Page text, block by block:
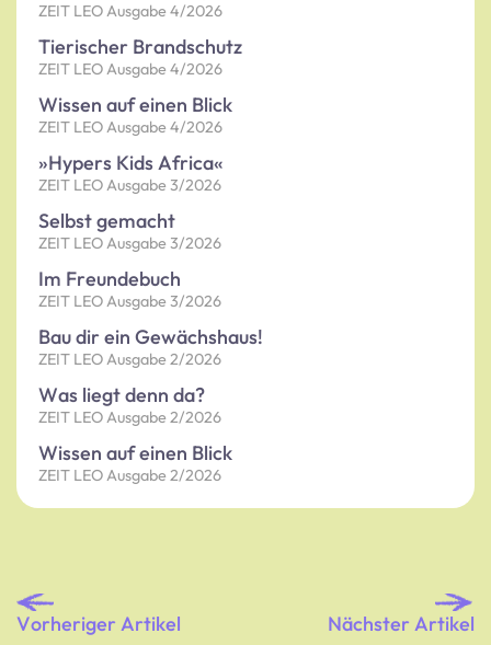
ZEIT LEO Ausgabe 4/2026
Tierischer Brandschutz
ZEIT LEO Ausgabe 4/2026
Wissen auf einen Blick
ZEIT LEO Ausgabe 4/2026
»Hypers Kids Africa«
ZEIT LEO Ausgabe 3/2026
Selbst gemacht
ZEIT LEO Ausgabe 3/2026
Im Freundebuch
ZEIT LEO Ausgabe 3/2026
Bau dir ein Gewächshaus!
ZEIT LEO Ausgabe 2/2026
Was liegt denn da?
ZEIT LEO Ausgabe 2/2026
Wissen auf einen Blick
ZEIT LEO Ausgabe 2/2026
Vorheriger Artikel Nächster Artikel